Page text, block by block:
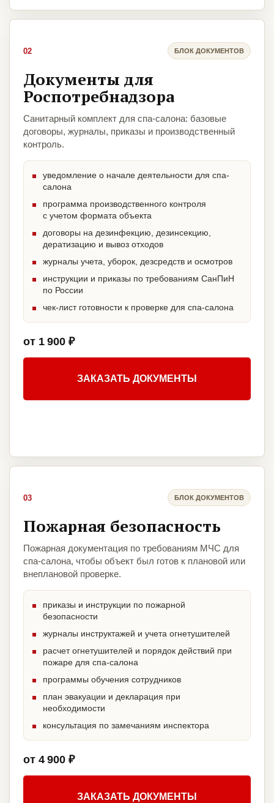
02 БЛОК ДОКУМЕНТОВ
Документы для
Роспотребнадзора
Санитарный комплект для спа-салона: базовые
договоры, журналы, приказы и производственный
контроль.
уведомление о начале деятельности для спа-
салона
программа производственного контроля
с учетом формата объекта
договоры на дезинфекцию, дезинсекцию,
дератизацию и вывоз отходов
журналы учета, уборок, дезсредств и осмотров
инструкции и приказы по требованиям СанПиН
по России
чек-лист готовности к проверке для спа-салона
от 1 900 ₽
ЗАКАЗАТЬ ДОКУМЕНТЫ
03 БЛОК ДОКУМЕНТОВ
Пожарная безопасность
Пожарная документация по требованиям МЧС для
спа-салона, чтобы объект был готов к плановой или
внеплановой проверке.
приказы и инструкции по пожарной
безопасности
журналы инструктажей и учета огнетушителей
расчет огнетушителей и порядок действий при
пожаре для спа-салона
программы обучения сотрудников
план эвакуации и декларация при
необходимости
консультация по замечаниям инспектора
от 4 900 ₽
ЗАКАЗАТЬ ДОКУМЕНТЫ